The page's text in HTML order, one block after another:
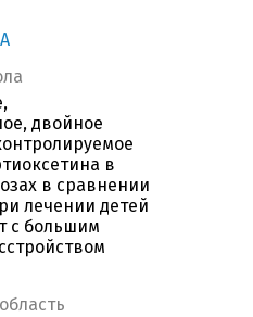
двойное
в
в сравнении
лечении детей
с большим